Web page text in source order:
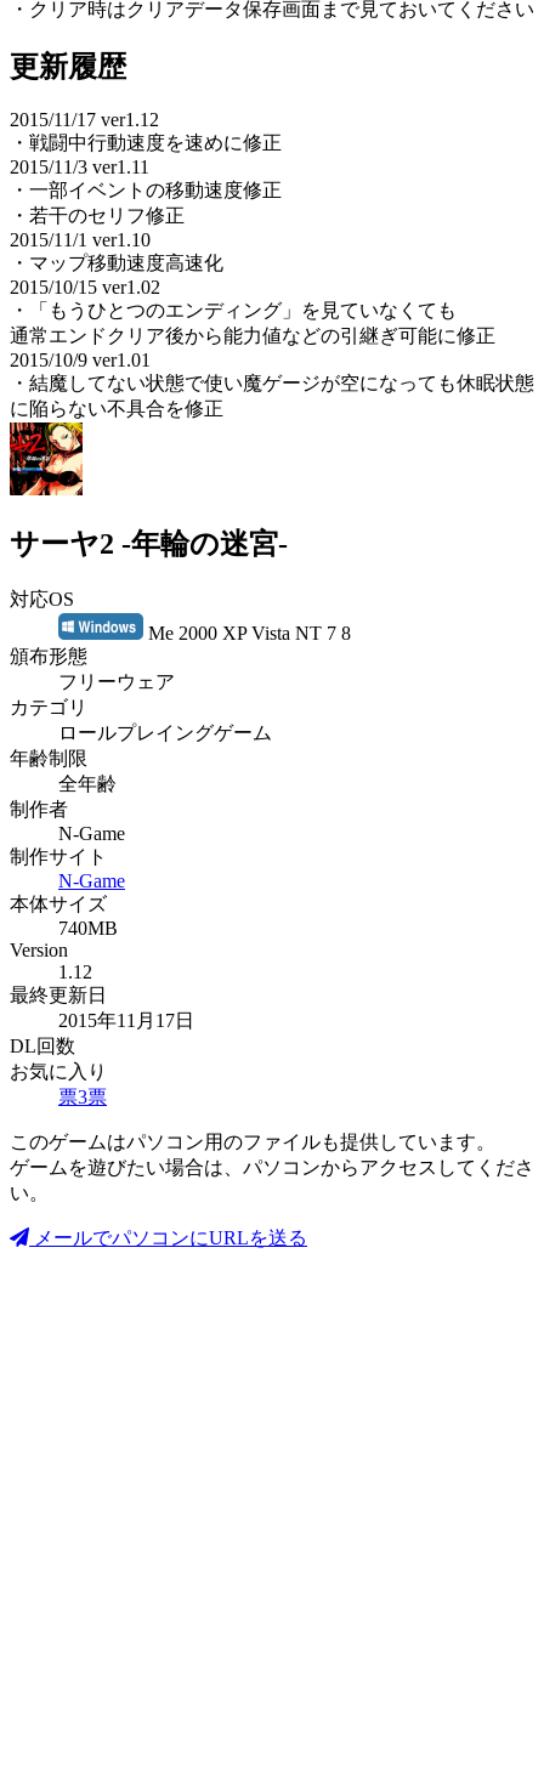
・クリア時はクリアデータ保存画面まで見ておいてください
更新履歴
2015/11/17 ver1.12
・戦闘中行動速度を速めに修正
2015/11/3 ver1.11
・一部イベントの移動速度修正
・若干のセリフ修正
2015/11/1 ver1.10
・マップ移動速度高速化
2015/10/15 ver1.02
・「もうひとつのエンディング」を見ていなくても
通常エンドクリア後から能力値などの引継ぎ可能に修正
2015/10/9 ver1.01
・結魔してない状態で使い魔ゲージが空になっても休眠状態
に陥らない不具合を修正
サーヤ2 -年輪の迷宮-
対応OS
Me 2000 XP Vista NT 7 8
頒布形態
フリーウェア
カテゴリ
ロールプレイングゲーム
年齢制限
全年齢
制作者
N-Game
制作サイト
N-Game
本体サイズ
740MB
Version
1.12
最終更新日
2015年11月17日
DL回数
お気に入り
票3票
このゲームはパソコン用のファイルも提供しています。
ゲームを遊びたい場合は、パソコンからアクセスしてくださ
い。
メールでパソコンにURLを送る